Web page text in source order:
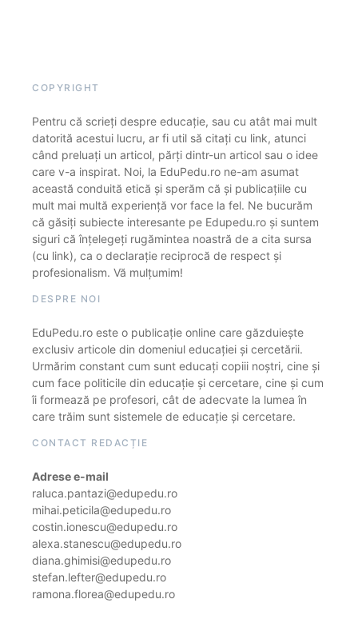
COPYRIGHT
Pentru că scrieți despre educație, sau cu atât mai mult
datorită acestui lucru, ar fi util să citați cu link, atunci
când preluați un articol, părți dintr-un articol sau o idee
care v-a inspirat. Noi, la EduPedu.ro ne-am asumat
această conduită etică și sperăm că și publicațiile cu
mult mai multă experiență vor face la fel. Ne bucurăm
că găsiți subiecte interesante pe Edupedu.ro și suntem
siguri că înțelegeți rugămintea noastră de a cita sursa
(cu link), ca o declarație reciprocă de respect și
profesionalism. Vă mulțumim!
DESPRE NOI
EduPedu.ro este o publicație online care găzduiește
exclusiv articole din domeniul educației și cercetării.
Urmărim constant cum sunt educați copiii noștri, cine și
cum face politicile din educație și cercetare, cine și cum
îi formează pe profesori, cât de adecvate la lumea în
care trăim sunt sistemele de educație și cercetare.
CONTACT REDACȚIE
Adrese e-mail
raluca.pantazi@edupedu.ro
mihai.peticila@edupedu.ro
costin.ionescu@edupedu.ro
alexa.stanescu@edupedu.ro
diana.ghimisi@edupedu.ro
stefan.lefter@edupedu.ro
ramona.florea@edupedu.ro